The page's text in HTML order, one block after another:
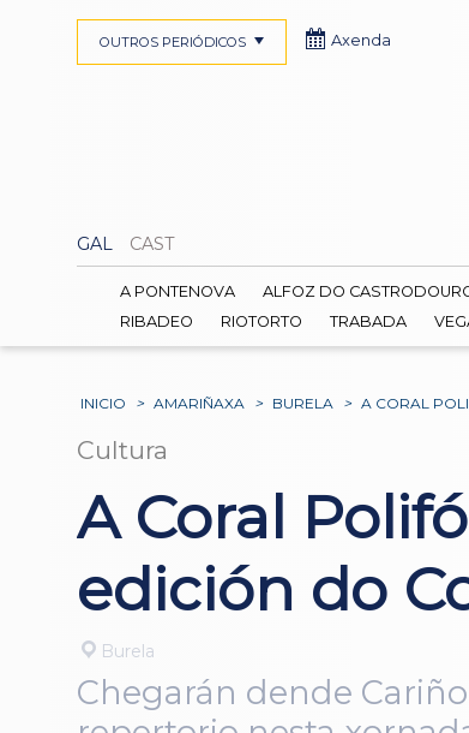
GAL CAST
OUTROS PERIÓDICOS Axenda
A PONTENOVA ALFOZ DO
RIBADEO
RIOTORTO TRABADA
INICIO > AMARIÑAXA > BURELA > A CORAL
Cultura
A Coral
edición do
Burela
Chegarán dende